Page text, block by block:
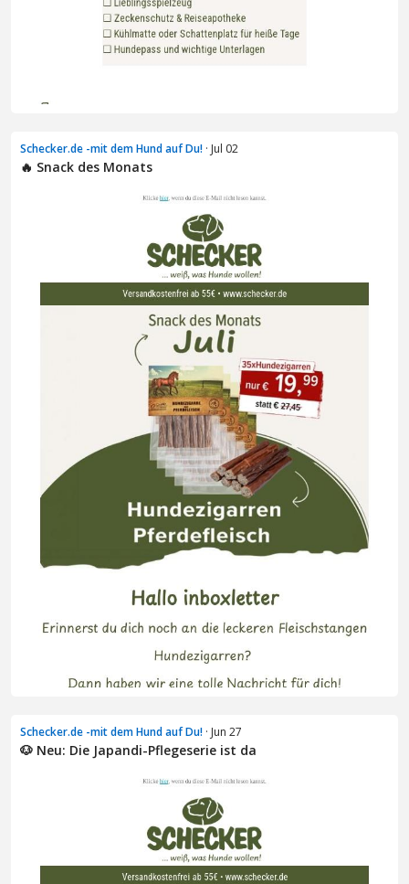
Schecker.de -mit dem Hund auf Du! · Jul 02
🔥 Snack des Monats
Schecker.de -mit dem Hund auf Du! · Jun 27
🐶 Neu: Die Japandi-Pflegeserie ist da